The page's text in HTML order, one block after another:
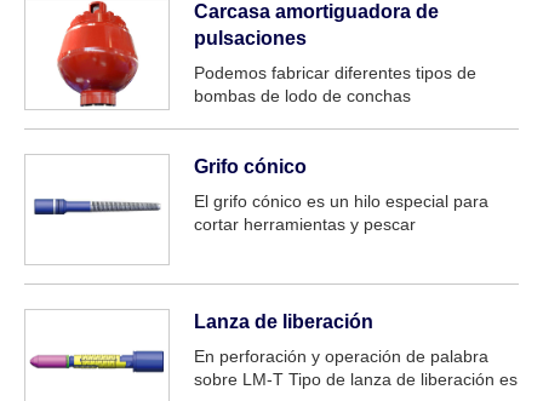
Carcasa amortiguadora de
pulsaciones
Podemos fabricar diferentes tipos de
bombas de lodo de conchas
lodo serie P, etc.
Grifo cónico
El grifo cónico es un hilo especial para
cortar herramientas y pescar
producción de tuberías para bajar el flujo
Lanza de liberación
En perforación y operación de palabra
sobre LM-T Tipo de lanza de liberación es